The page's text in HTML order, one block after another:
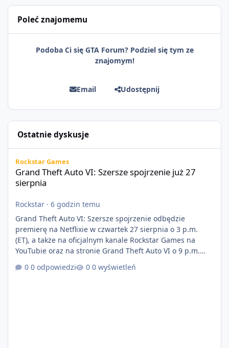
Poleć znajomemu
Podoba Ci się GTA Forum? Podziel się tym ze
znajomym!
Email Udostępnij
Ostatnie dyskusje
Rockstar Games
Grand Theft Auto VI: Szersze spojrzenie już 27
sierpnia
Rockstar · 6 godzin temu
Grand Theft Auto VI: Szersze spojrzenie odbędzie
premierę na Netflixie w czwartek 27 sierpnia o 3 p.m.
(ET), a także na oficjalnym kanale Rockstar Games na
YouTubie oraz na stronie Grand Theft Auto VI o 9 p.m.
Auto VI będzie dostępne 19 listopada na PlayStation 5
0 odpowiedzi 0 wyświetleń